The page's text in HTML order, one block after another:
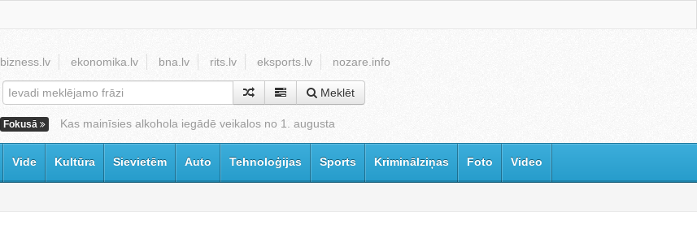
bizness.lv ekonomika.lv bna.lv rits.lv eksports.lv nozare.info
Meklēt
Fokusā Kas mainīsies alkohola iegādē veikalos no 1. augusta
Vide Kultūra Sievietēm Auto Tehnoloģijas Sports Kriminālziņas Foto Video